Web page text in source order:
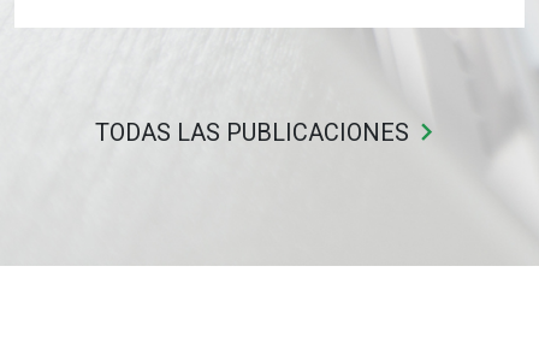
TODAS LAS PUBLICACIONES keyboard_arrow_right